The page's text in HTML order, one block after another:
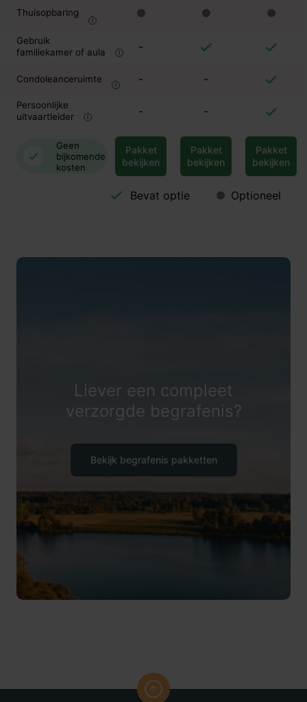
Thuisopbaring
Gebruik
familiekamer of aula
-
Condoleanceruimte - -
Persoonlijke
uitvaartleider
- -
Geen
bijkomende
kosten
Pakket
bekijken
Pakket
bekijken
Pakket
bekijken
Bevat optie Optioneel
Liever een compleet
verzorgde begrafenis?
Bekijk begrafenis pakketten